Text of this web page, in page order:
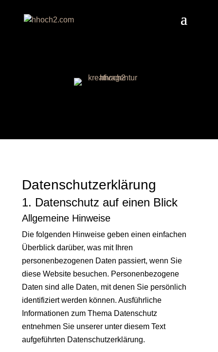
Datenschutz­erklärung
1. Datenschutz auf einen Blick
Allgemeine Hinweise
Die folgenden Hinweise geben einen einfachen
Überblick darüber, was mit Ihren
personenbezogenen Daten passiert, wenn Sie
diese Website besuchen. Personenbezogene
Daten sind alle Daten, mit denen Sie persönlich
identifiziert werden können. Ausführliche
Informationen zum Thema Datenschutz
entnehmen Sie unserer unter diesem Text
aufgeführten Datenschutzerklärung.